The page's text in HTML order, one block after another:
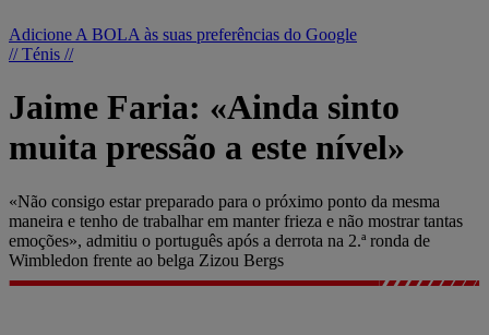
Adicione A BOLA às suas preferências do Google
// Ténis //
Jaime Faria: «Ainda sinto
muita pressão a este nível»
«Não consigo estar preparado para o próximo ponto da mesma
maneira e tenho de trabalhar em manter frieza e não mostrar tantas
emoções», admitiu o português após a derrota na 2.ª ronda de
Wimbledon frente ao belga Zizou Bergs